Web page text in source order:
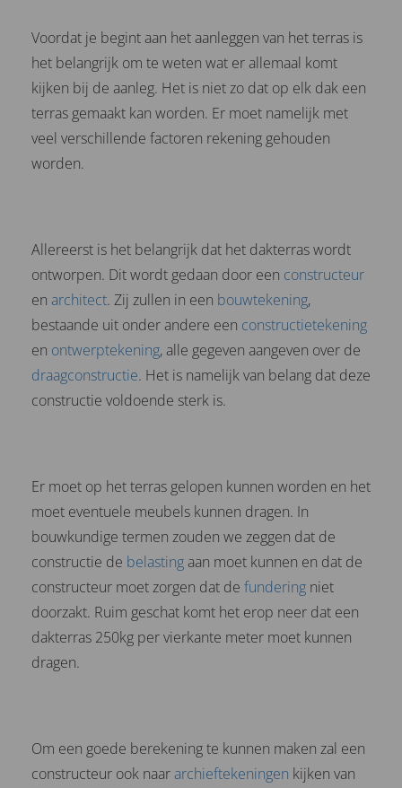
Voordat je begint aan het aanleggen van het terras is
het belangrijk om te weten wat er allemaal komt
kijken bij de aanleg. Het is niet zo dat op elk dak een
terras gemaakt kan worden. Er moet namelijk met
veel verschillende factoren rekening gehouden
worden.
Allereerst is het belangrijk dat het dakterras wordt
ontworpen. Dit wordt gedaan door een constructeur
en architect. Zij zullen in een bouwtekening,
bestaande uit onder andere een constructietekening
en ontwerptekening, alle gegeven aangeven over de
draagconstructie. Het is namelijk van belang dat deze
constructie voldoende sterk is.
Er moet op het terras gelopen kunnen worden en het
moet eventuele meubels kunnen dragen. In
bouwkundige termen zouden we zeggen dat de
constructie de belastingaan moet kunnen en dat de
constructeur moet zorgen dat de fundering niet
doorzakt. Ruim geschat komt het erop neer dat een
dakterras 250kg per vierkante meter moet kunnen
dragen.
Om een goede berekening te kunnen maken zal een
constructeur ook naararchieftekeningen kijken van